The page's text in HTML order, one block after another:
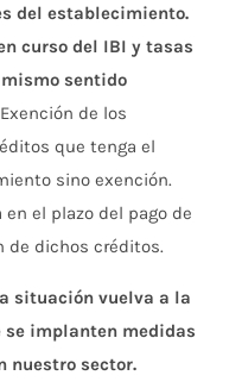
del establecimiento.
curso del IBI y tasas
sentido
Exención de los
que tenga el
sino exención.
el plazo del pago de
de dichos créditos.
situación vuelva a la
se implanten medidas
nuestro sector.